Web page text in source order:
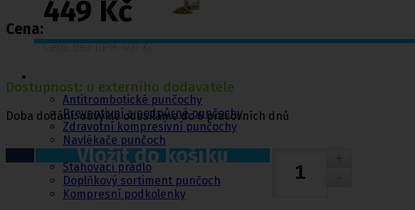
Antitrombotické punčochy
Preventivní a podpůrné punčochy
Zdravotní kompresivní punčochy
Navlékače punčoch
Zdravotní ponožky
Stahovací prádlo
Doplňkový sortiment punčoch
Kompresní podkolenky
Cena:
449 Kč
Cena bez DPH: 401 Kč
Dostupnost: u externího dodavatele
Doba dodání: obvykle odesíláme do 6 pracovních dnů
Vložit do košíku